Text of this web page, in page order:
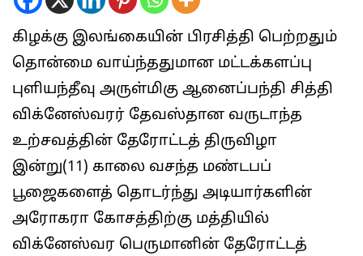
கிழக்கு இலங்கையின் பிரசித்தி பெற்றதும்
தொன்மை வாய்ந்ததுமான மட்டக்களப்பு
புளியந்தீவு அருள்மிகு ஆனைப்பந்தி சித்தி
விக்னேஸ்வரர் தேவஸ்தான வருடாந்த
உற்சவத்தின் தேரோட்டத் திருவிழா
இன்று(11) காலை வசந்த மண்டபப்
பூஜைகளைத் தொடர்ந்து அடியார்களின்
அரோகரா கோசத்திற்கு மத்தியில்
விக்னேஸ்வர பெருமானின் தேரோட்டத்